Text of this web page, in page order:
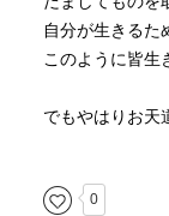
自分が生きるた
このように皆生
でもやはりお天
0